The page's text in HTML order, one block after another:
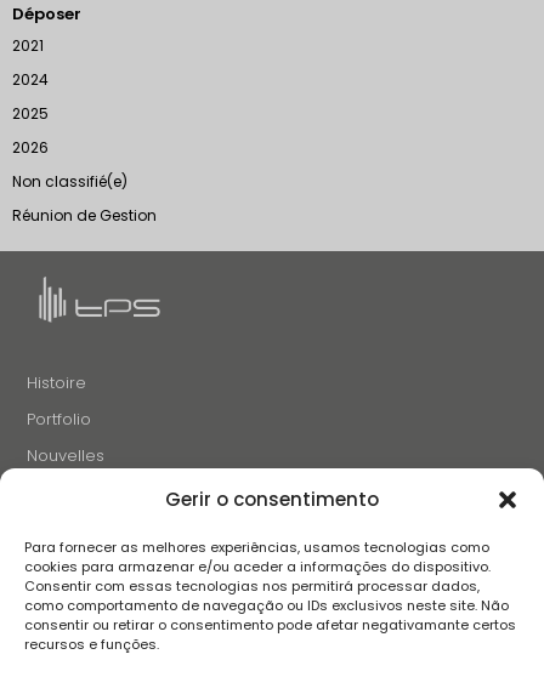
Gerir o consentimento
Para fornecer as melhores experiências, usamos tecnologias como
cookies para armazenar e/ou aceder a informações do dispositivo.
Consentir com essas tecnologias nos permitirá processar dados,
como comportamento de navegação ou IDs exclusivos neste site. Não
consentir ou retirar o consentimento pode afetar negativamante certos
recursos e funções.
Déposer
2021
2024
2025
2026
Non classifié(e)
Réunion de Gestion
Histoire
Portfolio
Nouvelles
Projets et Initiatives
Contacts
SUIVEZ-NOUS